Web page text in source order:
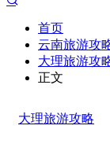
首页
云南旅游攻
大理旅游攻
正文
大理旅游攻略